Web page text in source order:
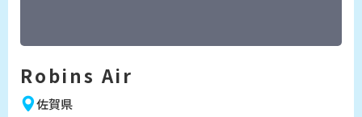
Robins Air
佐賀県